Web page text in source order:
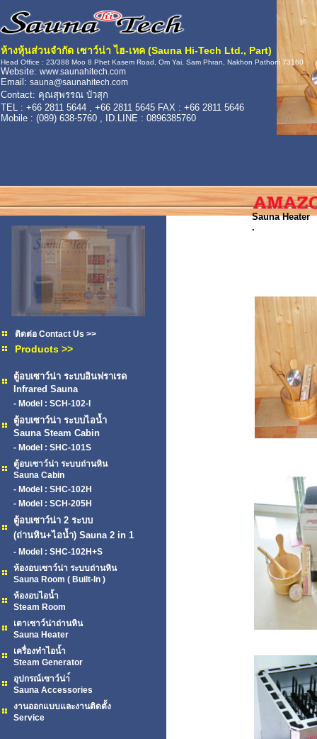
ห้างหุ้นส่วนจำกัด เซาว์น่า ไฮ-เทค (Sauna Hi-Tech Ltd., Part)
Head Office : 23/388 Moo 8 Phet Kasem Road, Om Yai, Sam Phran, Nakhon Pathom 73160
Website: www.saunahitech.com
Email: sauna@saunahitech.com
Contact: คุณสุพรรณ บัวสุก
TEL : +66 2811 5644 , +66 2811 5645 FAX : +66 2811 5646
Mobile : (089) 638-5760 , ID.LINE : 0896385760
ติดต่อ Contact Us >>
Products >>
ตู้อบเซาว์น่า ระบบอินฟราเรด
Infrared Sauna
- Model : SCH-102-I
ตู้อบเซาว์น่า ระบบไอน้ำ
Sauna Steam Cabin
- Model : SHC-101S
ตู้อบเซาว์น่า ระบบถ่านหิน
Sauna Cabin
- Model : SHC-102H
- Model : SCH-205H
ตู้อบเซาว์น่า 2 ระบบ
(ถ่านหิน+ไอน้ำ) Sauna 2 in 1
- Model : SHC-102H+S
ห้องอบเซาว์น่า ระบบถ่านหิน
Sauna Room ( Built-In )
ห้องอบไอน้ำ
Steam Room
เตาเซาว์น่าถ่านหิน
Sauna Heater
เครื่องทำไอน้ำ
Steam Generator
อุปกรณ์เซาว์น่า์
Sauna Accessories
งานออกแบบและงานติดตั้ง
Service
Sauna Heater
.